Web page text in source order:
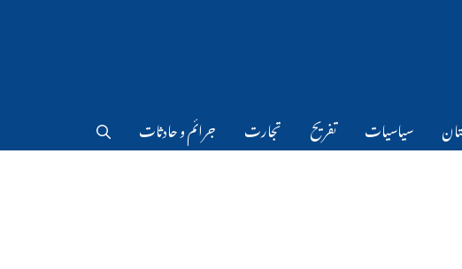
سیاسیات تفریح تجارت جرائم و حادثات